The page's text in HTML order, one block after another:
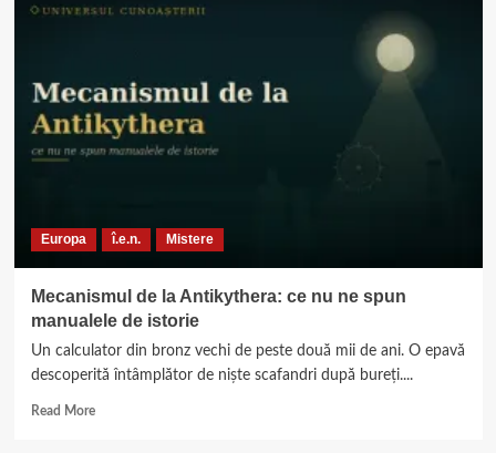
formă
Universul?
Europa î.e.n. Mistere
Mecanismul de la Antikythera: ce nu ne spun
manualele de istorie
Un calculator din bronz vechi de peste două mii de ani. O epavă
descoperită întâmplător de niște scafandri după bureți....
Read MoreRead